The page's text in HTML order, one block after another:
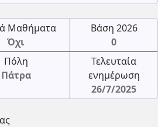
Μαθήματα
Όχι
Βάση 2026
0
Πόλη
Πάτρα
Τελευταία
ενημέρωση
26/7/2025